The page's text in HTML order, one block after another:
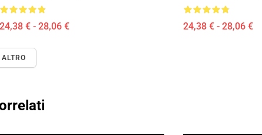
24,38 € - 28,06 € 24,38 € - 28,06 €